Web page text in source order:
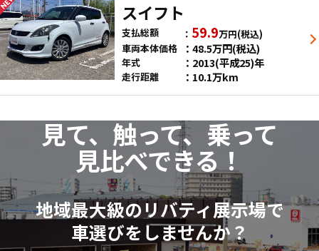
スイフト
支払総額 59.9万円(税込)
車両本体価格
48.5万円(税込)
年式 2013(平成25)年
走行距離 10.1万km
見て、触って、乗って
見比べできる！
地域最大級のリバティ展示場で
車選びをしませんか？